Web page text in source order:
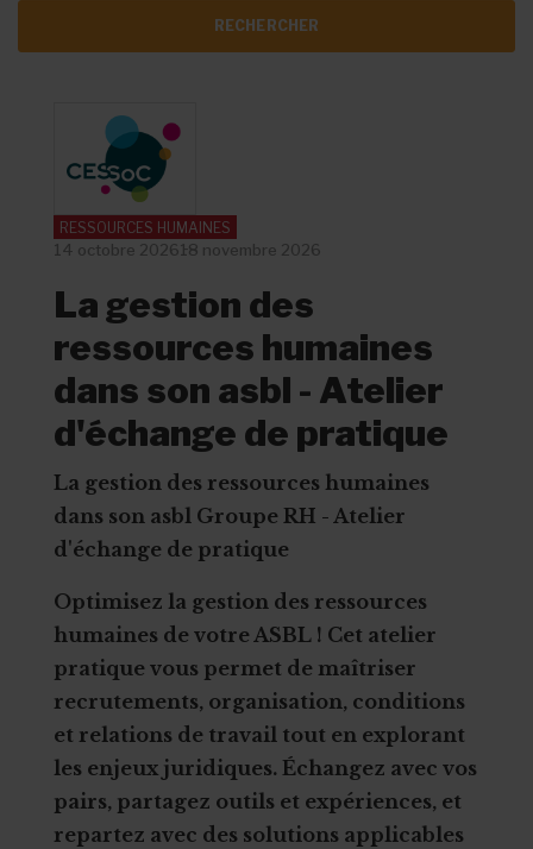
RESSOURCES HUMAINES
14 octobre 202618 novembre 2026
La gestion des
ressources humaines
dans son asbl - Atelier
d'échange de pratique
La gestion des ressources humaines
dans son asbl Groupe RH - Atelier
d'échange de pratique
Optimisez la gestion des ressources
humaines de votre ASBL ! Cet atelier
pratique vous permet de maîtriser
recrutements, organisation, conditions
et relations de travail tout en explorant
les enjeux juridiques. Échangez avec vos
pairs, partagez outils et expériences, et
repartez avec des solutions applicables